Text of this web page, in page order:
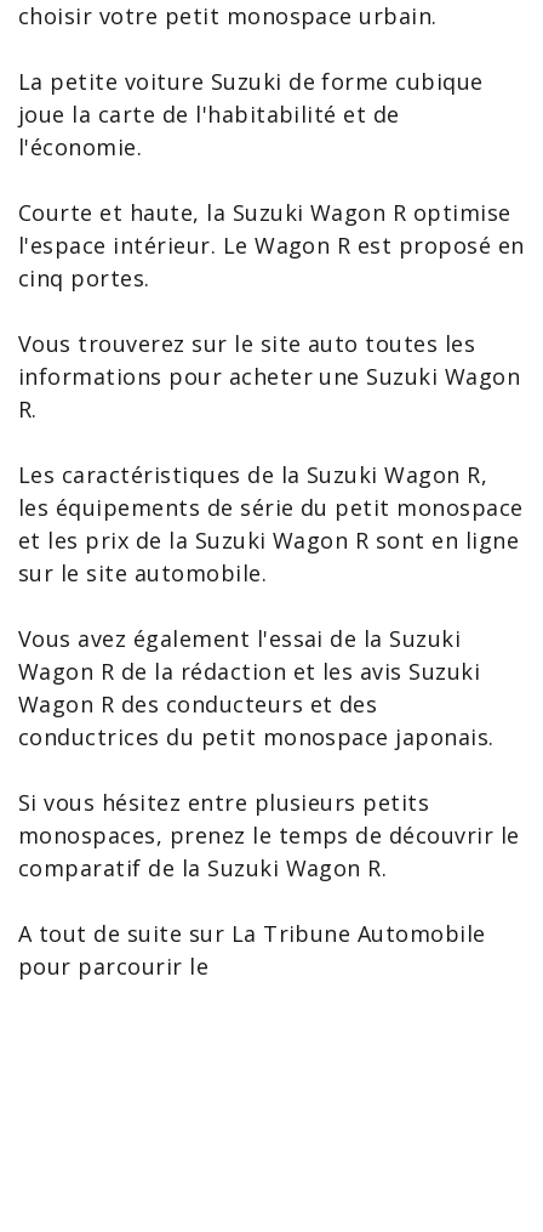
choisir votre petit monospace urbain.
La petite voiture Suzuki de forme cubique
joue la carte de l'habitabilité et de
l'économie.
Courte et haute, la Suzuki Wagon R optimise
l'espace intérieur. Le Wagon R est proposé en
cinq portes.
Vous trouverez sur le site auto toutes les
informations pour acheter une Suzuki Wagon
R.
Les caractéristiques de la Suzuki Wagon R,
les équipements de série du petit monospace
et les prix de la Suzuki Wagon R sont en ligne
sur le site automobile.
Vous avez également l'essai de la Suzuki
Wagon R de la rédaction et les avis Suzuki
Wagon R des conducteurs et des
conductrices du petit monospace japonais.
Si vous hésitez entre plusieurs petits
monospaces, prenez le temps de découvrir le
comparatif de la Suzuki Wagon R.
A tout de suite sur La Tribune Automobile
pour parcourir le